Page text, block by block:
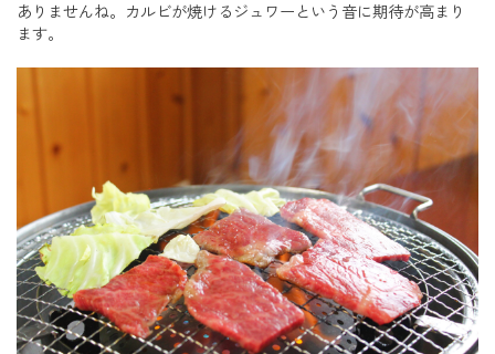
ありませんね。カルビが焼けるジュワーという音に期待が高まり
ます。